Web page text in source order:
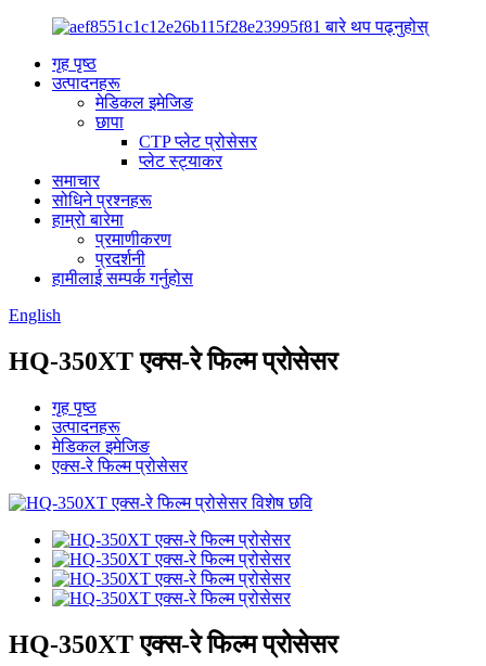
गृह पृष्ठ
उत्पादनहरू
मेडिकल इमेजिङ
छापा
CTP प्लेट प्रोसेसर
प्लेट स्ट्याकर
समाचार
सोधिने प्रश्नहरू
हाम्रो बारेमा
प्रमाणीकरण
प्रदर्शनी
हामीलाई सम्पर्क गर्नुहोस
English
HQ-350XT एक्स-रे फिल्म प्रोसेसर
गृह पृष्ठ
उत्पादनहरू
मेडिकल इमेजिङ
एक्स-रे फिल्म प्रोसेसर
HQ-350XT एक्स-रे फिल्म प्रोसेसर